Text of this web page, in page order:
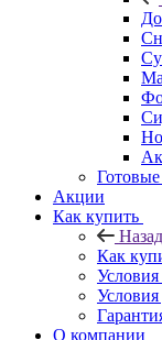
Акции
Как купить
Назад
Как
Условия
О компании